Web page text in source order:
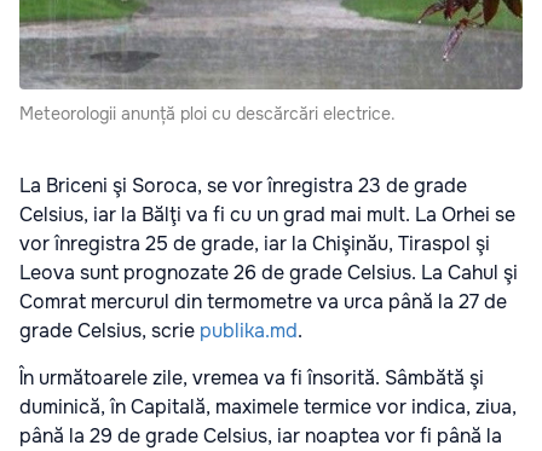
Meteorologii anunță ploi cu descărcări electrice.
La Briceni şi Soroca, se vor înregistra 23 de grade
Celsius, iar la Bălţi va fi cu un grad mai mult. La Orhei se
vor înregistra 25 de grade, iar la Chişinău, Tiraspol şi
Leova sunt prognozate 26 de grade Celsius. La Cahul şi
Comrat mercurul din termometre va urca până la 27 de
grade Celsius, scrie publika.md.
În următoarele zile, vremea va fi însorită. Sâmbătă şi
duminică, în Capitală, maximele termice vor indica, ziua,
până la 29 de grade Celsius, iar noaptea vor fi până la